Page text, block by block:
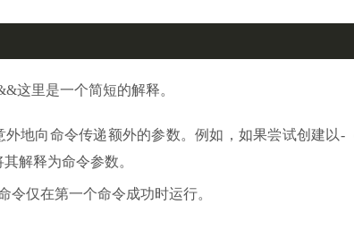
这里是一个简短的解释。
地向命令传递额外的参数。例如，如果尝试创建以-
解释为命令参数。
令仅在第一个命令成功时运行。